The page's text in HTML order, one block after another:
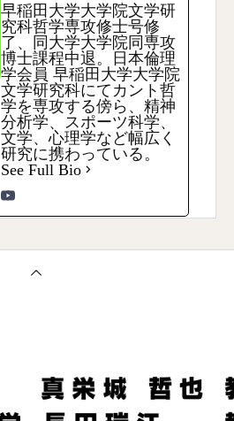
早稲田大学大学院文学研
究科哲学専攻修士号修
了、同大学大学院同専攻
博士課程中退。日本倫理
学会員 早稲田大学大学院
文学研究科にてカント哲
学を専攻する傍ら、精神
分析学、スポーツ科学、
文学、心理学など幅広く
研究に携わっている。
See Full Bio